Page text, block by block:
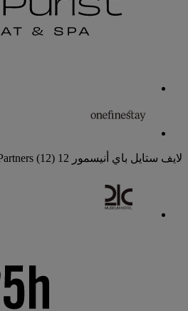
لايف ستايل باي أنيسمور 12 Partners
(12)